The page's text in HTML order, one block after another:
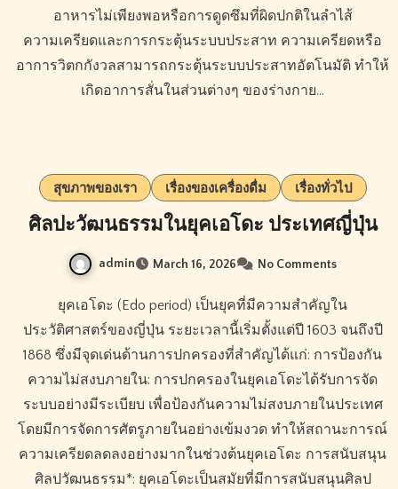
อาหารไม่เพียงพอหรือการดูดซึมที่ผิดปกติในลำไส้
ความเครียดและการกระตุ้นระบบประสาท ความเครียดหรือ
อาการวิตกกังวลสามารถกระตุ้นระบบประสาทอัตโนมัติ ทำให้
เกิดอาการสั่นในส่วนต่างๆ ของร่างกาย…
สุขภาพของเรา เรื่องของเครื่องดื่ม เรื่องทั่วไป
ศิลปะวัฒนธรรมในยุคเอโดะ ประเทศญี่ปุ่น
admin March 16, 2026 No Comments
ยุคเอโดะ (Edo period) เป็นยุคที่มีความสำคัญใน
ประวัติศาสตร์ของญี่ปุ่น ระยะเวลานี้เริ่มตั้งแต่ปี 1603 จนถึงปี
1868 ซึ่งมีจุดเด่นด้านการปกครองที่สำคัญได้แก่: การป้องกัน
ความไม่สงบภายใน: การปกครองในยุคเอโดะได้รับการจัด
ระบบอย่างมีระเบียบ เพื่อป้องกันความไม่สงบภายในประเทศ
โดยมีการจัดการศัตรูภายในอย่างเข้มงวด ทำให้สถานะการณ์
ความเครียดลดลงอย่างมากในช่วงต้นยุคเอโดะ การสนับสนุน
ศิลปวัฒนธรรม*: ยุคเอโดะเป็นสมัยที่มีการสนับสนุนศิลป